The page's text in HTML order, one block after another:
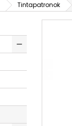
Tintapatronok